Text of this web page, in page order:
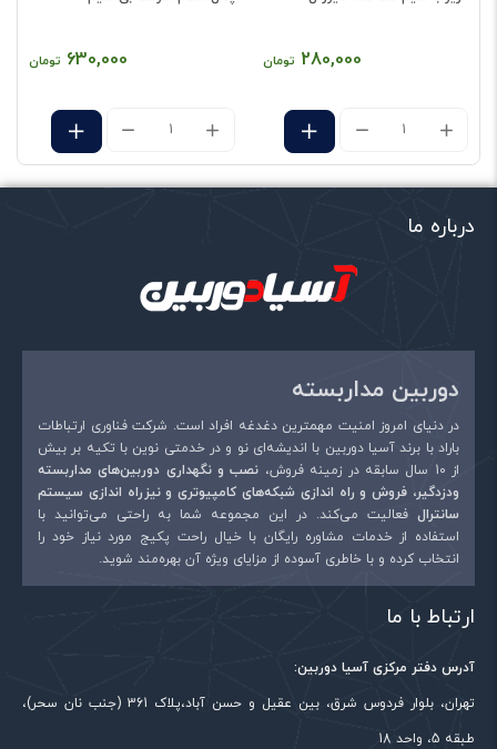
ایمیل*
280,000 تومان 630,000 تومان
درباره ما
دوربین مداربسته
در دنیای امروز امنیت مهمترین دغدغه افراد است. شرکت فناوری ارتباطات
باراد با برند آسیا دوربین با اندیشه‌ای نو و در خدمتی نوین با تکیه بر بیش
از 10 سال سابقه در زمینه فروش،
نصب و نگهداری دوربین‌های مداربسته
ودزدگیر، فروش و راه اندازی شبکه‌های کامپیوتری و نیزراه اندازی سیستم
سانترال فعالیت می‌کند. در این مجموعه شما به راحتی می‌توانید با
استفاده از خدمات مشاوره رایگان با خیال راحت پکیج مورد نیاز خود را
انتخاب کرده و با خاطری آسوده از مزایای ویژه آن بهره‌مند شوید.
ارتباط با ما
آدرس دفتر مرکزی آسیا دوربین:
تهران، بلوار فردوس شرق، بین عقیل و حسن آباد،پلاک 361 (جنب نان سحر)،
طبقه 5، واحد 18